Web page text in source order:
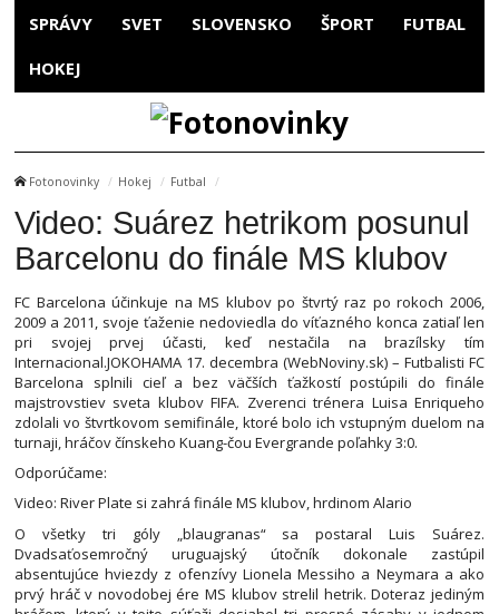
SPRÁVY SVET SLOVENSKO ŠPORT FUTBAL
HOKEJ
Fotonovinky Hokej Futbal
Video: Suárez hetrikom posunul
Barcelonu do finále MS klubov
FC Barcelona účinkuje na MS klubov po štvrtý raz po rokoch 2006,
2009 a 2011, svoje ťaženie nedoviedla do víťazného konca zatiaľ len
pri svojej prvej účasti, keď nestačila na brazílsky tím
Internacional.JOKOHAMA 17. decembra (WebNoviny.sk) – Futbalisti FC
Barcelona splnili cieľ a bez väčších ťažkostí postúpili do finále
majstrovstiev sveta klubov FIFA. Zverenci trénera Luisa Enriqueho
zdolali vo štvrtkovom semifinále, ktoré bolo ich vstupným duelom na
turnaji, hráčov čínskeho Kuang-čou Evergrande poľahky 3:0.
Odporúčame:
Video: River Plate si zahrá finále MS klubov, hrdinom Alario
O všetky tri góly „blaugranas“ sa postaral Luis Suárez.
Dvadsaťosemročný uruguajský útočník dokonale zastúpil
absentujúce hviezdy z ofenzívy Lionela Messiho a Neymara a ako
prvý hráč v novodobej ére MS klubov strelil hetrik. Doteraz jediným